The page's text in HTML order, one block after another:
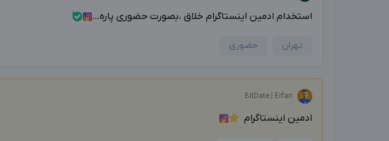
استخدام ادمین اینستاگرام خلاق ،بصورت حضوری پاره...
تهران حضوری
BitDate | Erfan
ادمین اینستاگرام